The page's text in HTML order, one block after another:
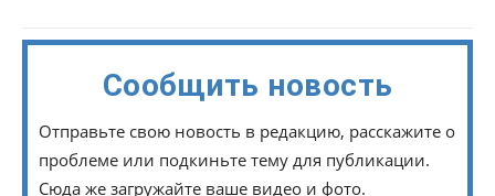
Сообщить новость
Отправьте свою новость в редакцию, расскажите о
проблеме или подкиньте тему для публикации.
Сюда же загружайте ваше видео и фото.